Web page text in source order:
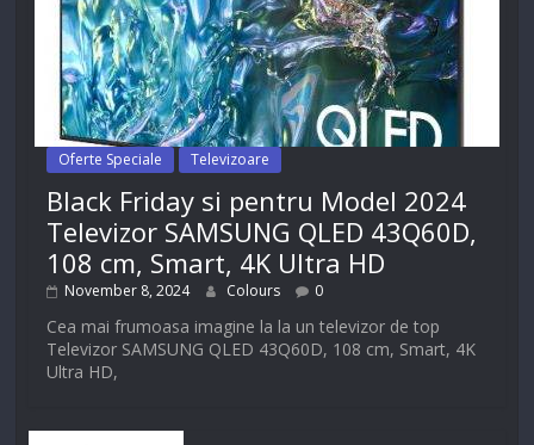
Oferte Speciale Televizoare
Black Friday si pentru Model 2024
Televizor SAMSUNG QLED 43Q60D,
108 cm, Smart, 4K Ultra HD
November 8, 2024 Colours 0
Cea mai frumoasa imagine la la un televizor de top
Televizor SAMSUNG QLED 43Q60D, 108 cm, Smart, 4K
Ultra HD,